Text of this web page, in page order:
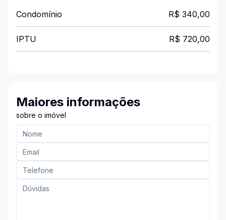
Condomínio R$ 340,00
IPTU R$ 720,00
Maiores informações
sobre o imóvel